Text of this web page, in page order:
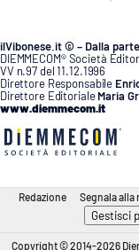
ilVibonese.it © – Dalla
DIEMMECOM® Società
VV n.97 del 11.12.1996
Direttore Responsabile
Direttore Editoriale Maria
www.diemmecom.it
Redazione Segnala alla
Gestisci
Copyright © 2014-2026